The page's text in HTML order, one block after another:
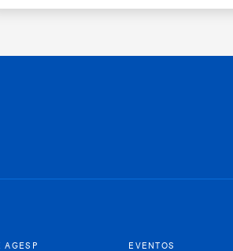
AGESP EVENTOS